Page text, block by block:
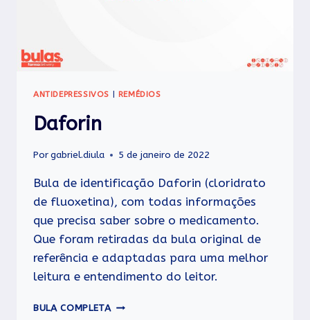
ANTIDEPRESSIVOS REMÉDIOS
Daforin
Porgabriel.diula 5 de janeiro de 2022
Bula de identificação Daforin (cloridrato
de fluoxetina), com todas informações
que precisa saber sobre o medicamento.
Que foram retiradas da bula original de
referência e adaptadas para uma melhor
leitura e entendimento do leitor.
BULA COMPLETA DAFORIN